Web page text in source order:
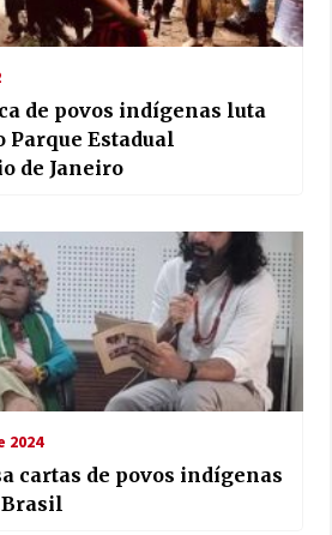
de povos indígenas luta
Parque Estadual
de Janeiro
2024
cartas de povos indígenas
Brasil